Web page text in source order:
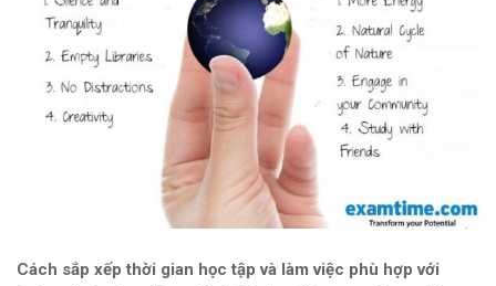
Cách sắp xếp thời gian học tập và làm việc phù hợp với